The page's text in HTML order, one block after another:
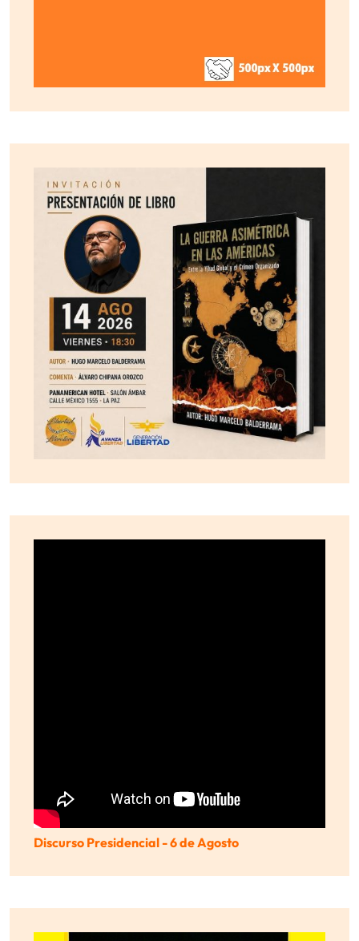
Discurso Presidencial - 6 de Agosto